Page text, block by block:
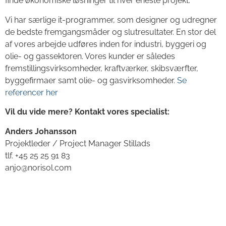
Vi har særlige it-programmer, som designer og udregner
de bedste fremgangsmåder og slutresultater. En stor del
af vores arbejde udføres inden for industri, byggeri og
olie- og gassektoren. Vores kunder er således
fremstillingsvirksomheder, kraftværker, skibsværfter,
byggefirmaer samt olie- og gasvirksomheder. Se
referencer her
Vil du vide mere? Kontakt vores specialist:
Anders Johansson
Projektleder / Project Manager Stillads
tlf. +45 25 25 91 83
anjo@norisol.com